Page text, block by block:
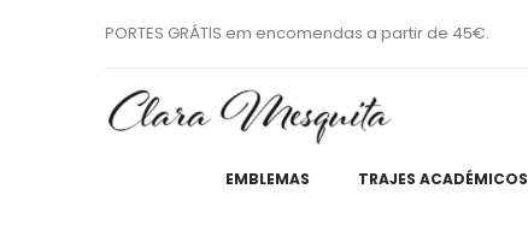
PORTES GRÁTIS em encomendas a partir de 45€.
EMBLEMAS TRAJES ACADÉMICOS